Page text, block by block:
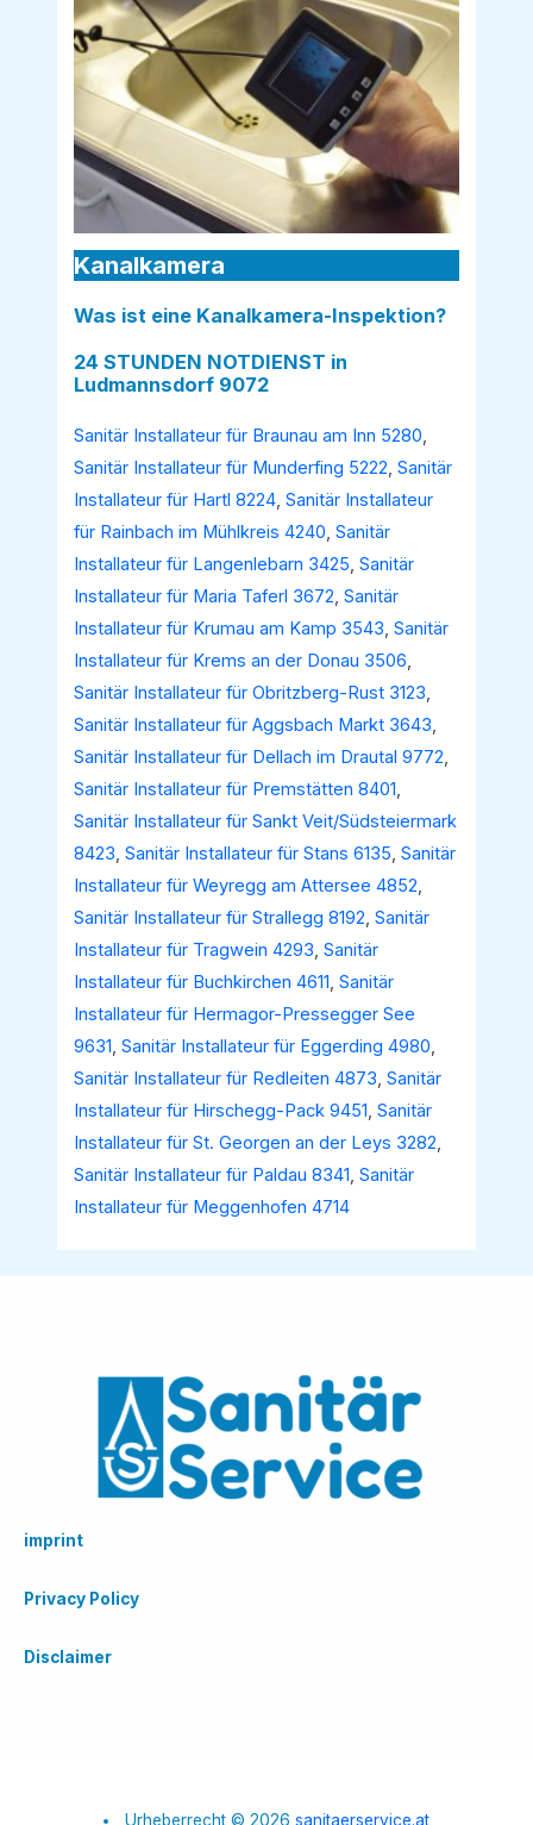
Kanalkamera
Was ist eine Kanalkamera-Inspektion?
24 STUNDEN NOTDIENST in
Ludmannsdorf 9072
Sanitär Installateur für Braunau am Inn 5280,
Sanitär Installateur für Munderfing 5222,Sanitär
Installateur für Hartl 8224,Sanitär Installateur
für Rainbach im Mühlkreis 4240,Sanitär
Installateur für Langenlebarn 3425,Sanitär
Installateur für Maria Taferl 3672,Sanitär
Installateur für Krumau am Kamp 3543,Sanitär
Installateur für Krems an der Donau 3506,
Sanitär Installateur für Obritzberg-Rust 3123,
Sanitär Installateur für Aggsbach Markt 3643,
Sanitär Installateur für Dellach im Drautal 9772,
Sanitär Installateur für Premstätten 8401,
Sanitär Installateur für Sankt Veit/Südsteiermark
8423,Sanitär Installateur für Stans 6135,Sanitär
Installateur für Weyregg am Attersee 4852,
Sanitär Installateur für Strallegg 8192,Sanitär
Installateur für Tragwein 4293,Sanitär
Installateur für Buchkirchen 4611,Sanitär
Installateur für Hermagor-Pressegger See
9631,Sanitär Installateur für Eggerding 4980,
Sanitär Installateur für Redleiten 4873,Sanitär
Installateur für Hirschegg-Pack 9451,Sanitär
Installateur für St. Georgen an der Leys 3282,
Sanitär Installateur für Paldau 8341,Sanitär
Installateur für Meggenhofen 4714
imprint
Privacy Policy
Disclaimer
Urheberrecht © 2026sanitaerservice.at